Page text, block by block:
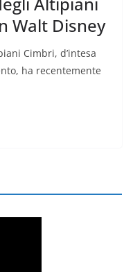
Walt Disney
Cimbri, d’intesa
ha recentemente